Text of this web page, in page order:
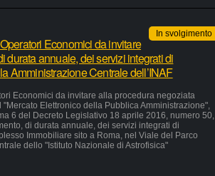
In svolgimento
Economici da invitare
durata annuale, dei servizi integrati di
Amministrazione Centrale dell’INAF
Economici da invitare alla procedura negoziata
Elettronico della Pubblica Amministrazione",
6 del Decreto Legislativo 18 aprile 2016, numero 50,
di durata annuale, dei servizi integrati di
Immobiliare sito a Roma, nel Viale del Parco
dello "Istituto Nazionale di Astrofisica"